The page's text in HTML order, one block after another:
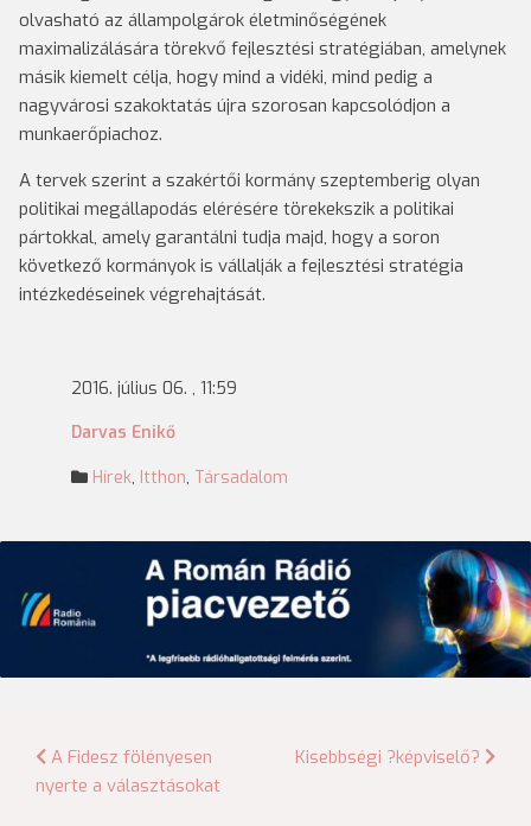
olvasható az állampolgárok életminőségének
maximalizálására törekvő fejlesztési stratégiában, amelynek
másik kiemelt célja, hogy mind a vidéki, mind pedig a
nagyvárosi szakoktatás újra szorosan kapcsolódjon a
munkaerőpiachoz.
A tervek szerint a szakértői kormány szeptemberig olyan
politikai megállapodás elérésére törekekszik a politikai
pártokkal, amely garantálni tudja majd, hogy a soron
következő kormányok is vállalják a fejlesztési stratégia
intézkedéseinek végrehajtását.
2016. július 06. , 11:59
Darvas Enikő
Hírek, Itthon, Társadalom
Bejegyzés
navigáció
A Fidesz fölényesen
nyerte a választásokat
Kisebbségi ?képviselő?